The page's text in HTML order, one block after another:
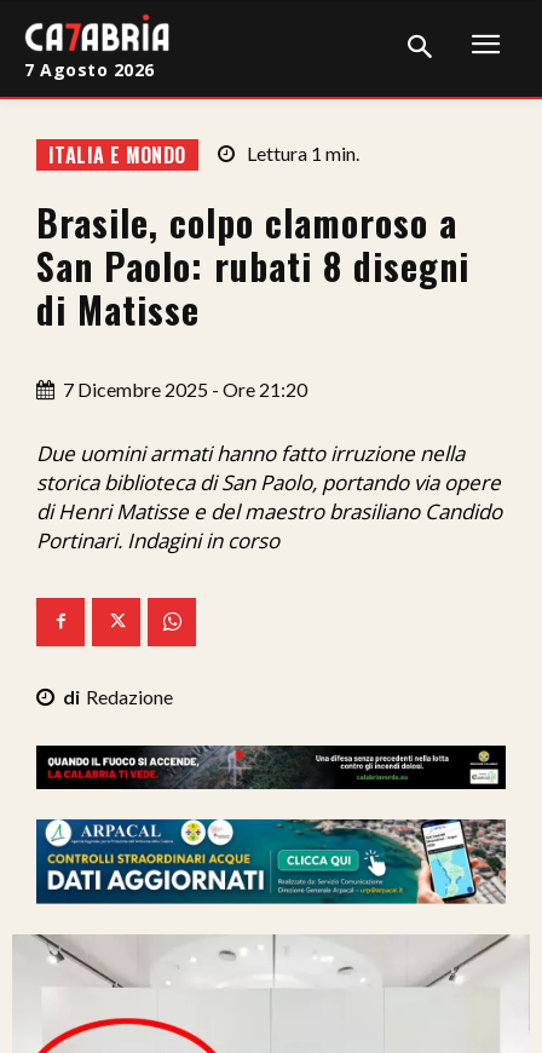
Cronaca
Giudiziaria
Politica
Attualità
Sanità
Economia
C7 Play
7 Agosto 2026
ITALIA E MONDO Lettura 1 min.
Brasile, colpo clamoroso a
San Paolo: rubati 8 disegni
di Matisse
7 Dicembre 2025 - Ore 21:20
Due uomini armati hanno fatto irruzione nella
storica biblioteca di San Paolo, portando via opere
di Henri Matisse e del maestro brasiliano Candido
Portinari. Indagini in corso
Redazione